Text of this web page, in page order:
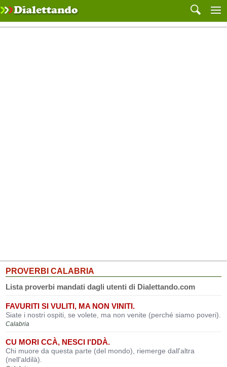
PROVERBI CALABRIA
Lista proverbi mandati dagli utenti di Dialettando.com
FAVURITI SI VULITI, MA NON VINITI.
Siate i nostri ospiti, se volete, ma non venite (perché siamo poveri).
Calabria
CU MORI CCÀ, NESCI I'DDÀ.
Chi muore da questa parte (del mondo), riemerge dall'altra
(nell'aldilà).